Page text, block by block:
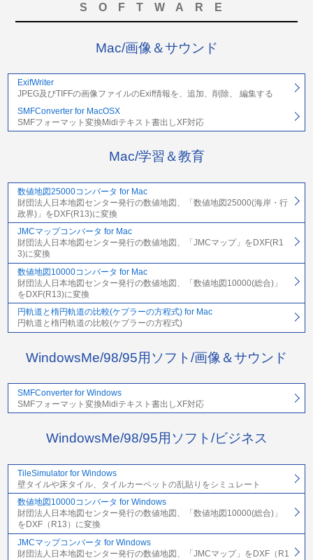
SOFTWARE
Mac/画像＆サウンド
ExifWriter
JPEG及びTIFFの画像ファイルのExif情報を、追加、削除、 編集する
SMFConverter for MacOSX
SMFフォーマット変換Midiテキスト書出しXF対応
Mac/学習＆教育
数値地図25000コンバータ for Mac
財団法人日本地図センター発行の数値地図、「数値地図25000(海岸・行
政界)」をDXF(R13)に変換
JMCマップコンバータ for Mac
財団法人日本地図センター発行の数値地図、「JMCマップ」をDXF(R1
3)に変換
数値地図10000コンバータ for Mac
財団法人日本地図センター発行の数値地図、「数値地図10000(総合)」
をDXF(R13)に変換
円軌道と楕円軌道の比較(ケプラーの方程式) for Mac
円軌道と楕円軌道の比較(ケプラーの方程式)
WindowsMe/98/95用ソフト/画像＆サウンド
SMFConverter for Windows
SMFフォーマット変換Midiテキスト書出しXF対応
WindowsMe/98/95用ソフト/ビジネス
TileSimulator for Windows
壁タイルや床タイル、タイルカーペットの乱貼りをシミュレート
数値地図10000コンバータ for Windows
財団法人日本地図センター発行の数値地図、「数値地図10000(総合)」
をDXF（R13）に変換
JMCマップコンバータ for Windows
財団法人日本地図センター発行の数値地図、「JMCマップ」をDXF（R1